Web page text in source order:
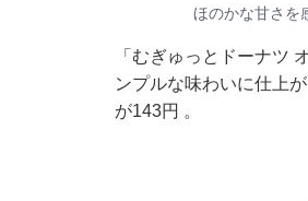
ほのかな甘さを
「むぎゅっとドーナツ
ンプルな味わいに仕上
が143円 。